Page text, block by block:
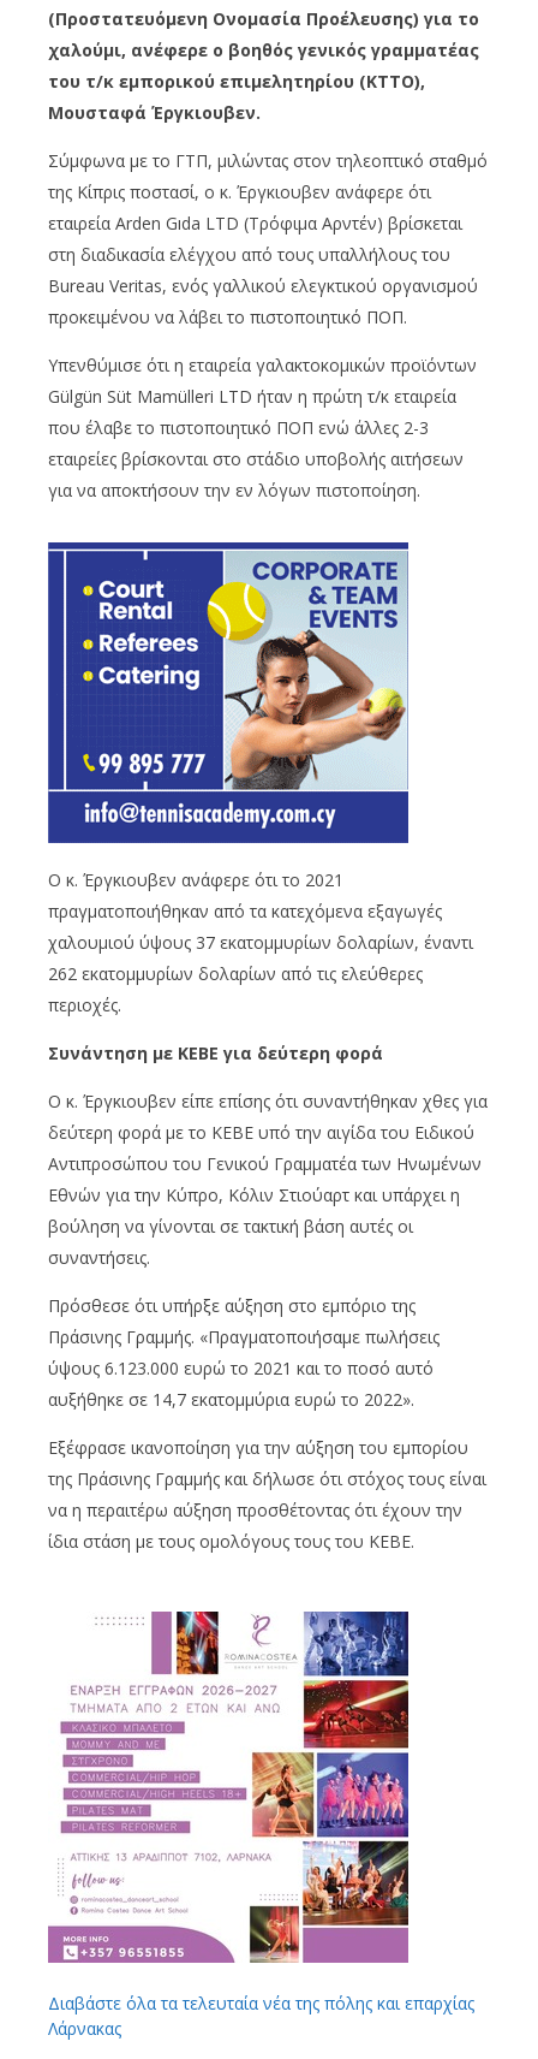
(Προστατευόμενη Ονομασία Προέλευσης) για το
χαλούμι, ανέφερε ο βοηθός γενικός γραμματέας
του τ/κ εμπορικού επιμελητηρίου (ΚΤΤΟ),
Μουσταφά Έργκιουβεν.
Σύμφωνα με το ΓΤΠ, μιλώντας στον τηλεοπτικό σταθμό
της Κίπρις ποστασί, ο κ. Έργκιουβεν ανάφερε ότι
εταιρεία Arden Gıda LTD (Τρόφιμα Aρντέν) βρίσκεται
στη διαδικασία ελέγχου από τους υπαλλήλους του
Bureau Veritas, ενός γαλλικού ελεγκτικού οργανισμού
προκειμένου να λάβει το πιστοποιητικό ΠΟΠ.
Υπενθύμισε ότι η εταιρεία γαλακτοκομικών προϊόντων
Gülgün Süt Mamülleri LTD ήταν η πρώτη τ/κ εταιρεία
που έλαβε το πιστοποιητικό ΠΟΠ ενώ άλλες 2-3
εταιρείες βρίσκονται στο στάδιο υποβολής αιτήσεων
για να αποκτήσουν την εν λόγων πιστοποίηση.
Ο κ. Έργκιουβεν ανάφερε ότι το 2021
πραγματοποιήθηκαν από τα κατεχόμενα εξαγωγές
χαλουμιού ύψους 37 εκατομμυρίων δολαρίων, έναντι
262 εκατομμυρίων δολαρίων από τις ελεύθερες
περιοχές.
Συνάντηση με ΚΕΒΕ για δεύτερη φορά
Ο κ. Έργκιουβεν είπε επίσης ότι συναντήθηκαν χθες για
δεύτερη φορά με το ΚΕΒΕ υπό την αιγίδα του Ειδικού
Αντιπροσώπου του Γενικού Γραμματέα των Ηνωμένων
Εθνών για την Κύπρο, Κόλιν Στιούαρτ και υπάρχει η
βούληση να γίνονται σε τακτική βάση αυτές οι
συναντήσεις.
Πρόσθεσε ότι υπήρξε αύξηση στο εμπόριο της
Πράσινης Γραμμής. «Πραγματοποιήσαμε πωλήσεις
ύψους 6.123.000 ευρώ το 2021 και το ποσό αυτό
αυξήθηκε σε 14,7 εκατομμύρια ευρώ το 2022».
Εξέφρασε ικανοποίηση για την αύξηση του εμπορίου
της Πράσινης Γραμμής και δήλωσε ότι στόχος τους είναι
να η περαιτέρω αύξηση προσθέτοντας ότι έχουν την
ίδια στάση με τους ομολόγους τους του ΚΕΒΕ.
Διαβάστε όλα τα τελευταία νέα της πόλης και επαρχίας
Λάρνακας